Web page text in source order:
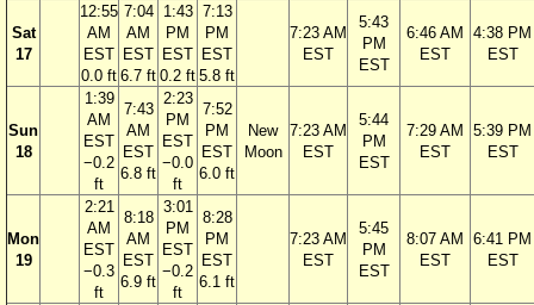
Sat
17
12:55
AM
EST
0.0 ft
7:04
AM
EST
6.7 ft
1:43
PM
EST
0.2 ft
7:13
PM
EST
5.8 ft
7:23 AM
EST
5:43
PM
EST
6:46 AM
EST
4:38 PM
EST
Sun
18
1:39
AM
EST
−0.2
ft
7:43
AM
EST
6.8 ft
2:23
PM
EST
−0.0
ft
7:52
PM
EST
6.0 ft
New
Moon
7:23 AM
EST
5:44
PM
EST
7:29 AM
EST
5:39 PM
EST
Mon
19
2:21
AM
EST
−0.3
ft
8:18
AM
EST
6.9 ft
3:01
PM
EST
−0.2
ft
8:28
PM
EST
6.1 ft
7:23 AM
EST
5:45
PM
EST
8:07 AM
EST
6:41 PM
EST